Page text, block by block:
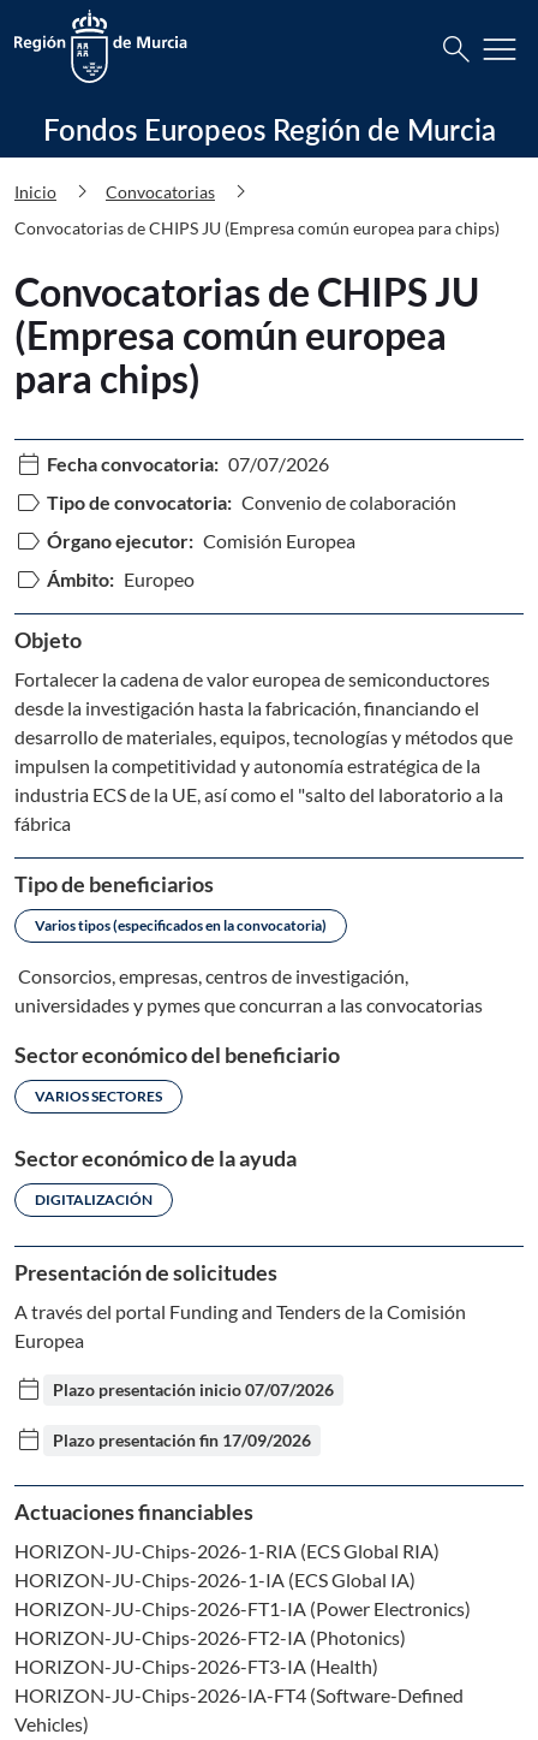
Fondos Europeos Región de Murcia
search menu
Fondos Europeos Región de Murcia
Inicio chevron_right Convocatorias chevron_right
Convocatorias de CHIPS JU (Empresa común europea para chips)
Convocatorias de CHIPS JU
(Empresa común europea
para chips)
calendar_today Fecha convocatoria: 07/07/2026
label Tipo de convocatoria: Convenio de colaboración
label Órgano ejecutor: Comisión Europea
label Ámbito: Europeo
Objeto
Fortalecer la cadena de valor europea de semiconductores
desde la investigación hasta la fabricación, financiando el
desarrollo de materiales, equipos, tecnologías y métodos que
impulsen la competitividad y autonomía estratégica de la
industria ECS de la UE, así como el "salto del laboratorio a la
fábrica
Tipo de beneficiarios
Varios tipos (especificados en la convocatoria)
Consorcios, empresas, centros de investigación,
universidades y pymes que concurran a las convocatorias
Sector económico del beneficiario
VARIOS SECTORES
Sector económico de la ayuda
DIGITALIZACIÓN
Presentación de solicitudes
A través del portal Funding and Tenders de la Comisión
Europea
calendar_today Plazo presentación inicio07/07/2026
calendar_today Plazo presentación fin 17/09/2026
Actuaciones financiables
HORIZON-JU-Chips-2026-1-RIA (ECS Global RIA)
HORIZON-JU-Chips-2026-1-IA (ECS Global IA)
HORIZON-JU-Chips-2026-FT1-IA (Power Electronics)
HORIZON-JU-Chips-2026-FT2-IA (Photonics)
HORIZON-JU-Chips-2026-FT3-IA (Health)
HORIZON-JU-Chips-2026-IA-FT4 (Software-Defined
Vehicles)